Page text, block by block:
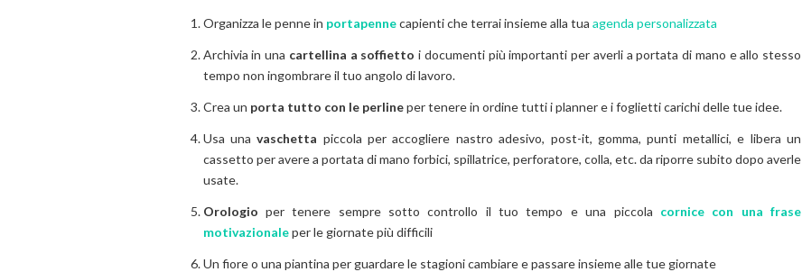
Organizza le penne in portapennecapienti che terrai insieme alla tua agenda personalizzata
Archivia in una cartellina a soffietto i documenti più importanti per averli a portata di mano e allo stesso
tempo non ingombrare il tuo angolo di lavoro.
Crea un porta tutto con le perlineper tenere in ordine tutti i planner e i foglietti carichi delle tue idee.
Usa unavaschetta piccola per accogliere nastro adesivo, post-it, gomma, punti metallici, e libera un
cassetto per avere a portata di mano forbici, spillatrice, perforatore, colla, etc. da riporre subito dopo averle
usate.
Orologio per tenere sempre sotto controllo il tuo tempo e una piccola cornice con una frase
motivazionaleper le giornate più difficili
Un fiore o una piantina per guardare le stagioni cambiare e passare insieme alle tue giornate